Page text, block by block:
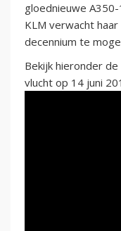
gloednieuwe
KLM verwacht
decennium te
Bekijk hieronder
vlucht op 14 juni